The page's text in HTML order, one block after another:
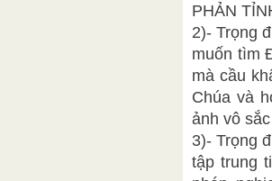
PHẢN
2)- Trọng
muốn tìm
mà cầu
Chúa và
ảnh vô
3)- Trọng
tập trung